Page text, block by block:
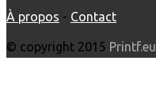
À propos - Contact
© copyright 2015 Printf.eu